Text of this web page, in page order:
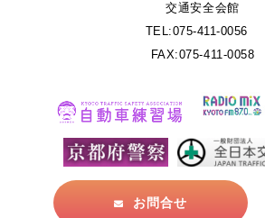
交通安全会館
TEL:075-411-0056
FAX:075-411-0058
お問合せ